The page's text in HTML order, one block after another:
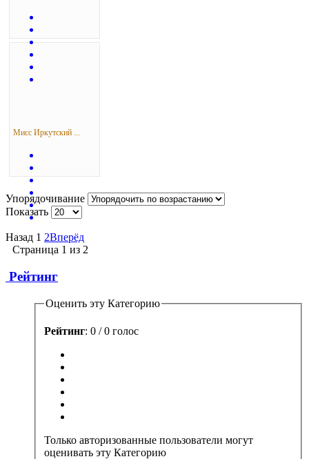
Мисс Иркутский ...
Упорядочивание
Показать
Назад 1 2Вперёд
Страница 1 из 2
Рейтинг
Оценить эту Категорию
Рейтинг: 0 / 0 голос
Только авторизованные пользователи могут
оценивать эту Категорию